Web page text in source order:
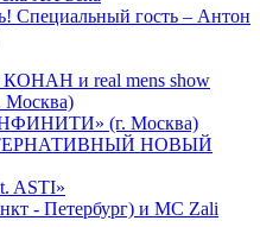
Специальный гость – Антон
КОНАН и real mens show
Москва)
(г. Москва)
НОВЫЙ
ASTI»
- Петербург) и MC Zali